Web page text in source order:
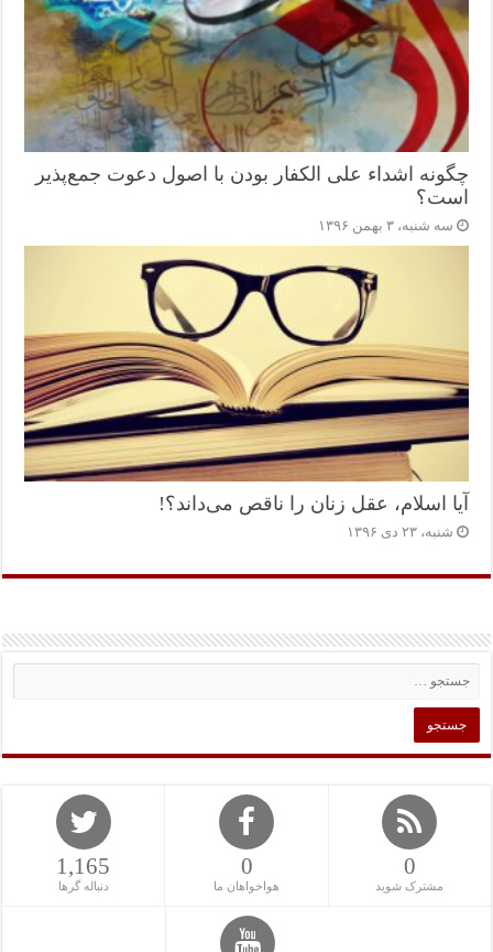
چگونه اشداء علی الکفار بودن با اصول دعوت جمع‌پذیر
است؟
سه شنبه، ۳ بهمن ۱۳۹۶
آیا اسلام، عقل زنان را ناقص می‌داند؟!
شنبه، ۲۳ دی ۱۳۹۶
0
مشترک شوید
0
هواخواهان ما
1,165
دنباله گرها